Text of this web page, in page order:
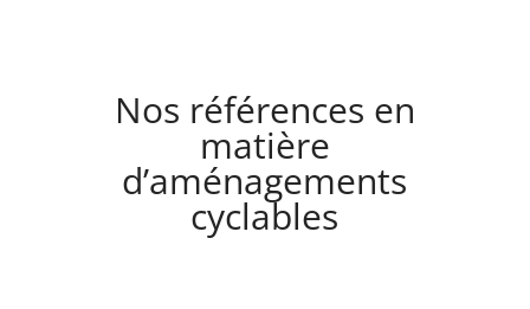
Nos références en
matière
d’aménagements
cyclables